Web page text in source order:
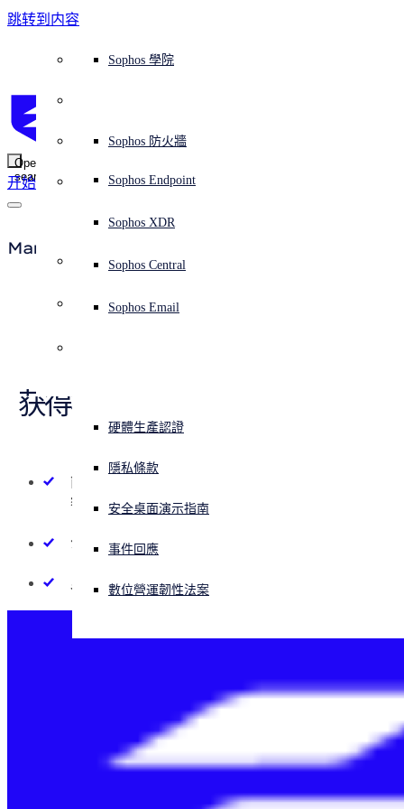
跳转到内容
Open
search
开始
平台概覽Sophos Central
Sophos AI
整合 marketplace 市集
威脅情報
免費試用
端點保護（下一代防毒軟體）
伺服器防護
Mobile Security
安全營運
XDR - 擴展式偵測與回應
身分識別安全
ITDR - 身分識別威脅偵測與回應
網路安全與基礎架構
下一代防火牆 (NGFW)
網路交換機
無線存取點
Workspace Protection
Workspace Protection
零信任網路存取 (ZTNA)
DNS 防護 (DNS Protection)
Email Monitoring System
Email Security
電子郵件與網路釣魚防護
雲端工作負載防護
託管式服務MDR - 託管式偵測與回應
漏洞管理（託管式風險）
諮詢服務概覽
專業服務
營運支援
免費工具
NIST 評估
使用案例全天候守護我的組織
保障遠端與混合辦公員工的安全
應對網路保險要求
保護我的 Microsoft 環境
啟用雲端原生安全性
所有解決方案
教育
政府部門
醫療保健
製造業
零售業
為什麼選擇 Sophos？
獎項與榮譽
競爭對手比較
公司
媒體
職位空缺
信任中心
信任中心概覽
安全設計
負責任的披露
ESG
企業政策
網路安全指引
硬體生產認證
隱私條款
安全桌面演示指南
事件回應
數位營運韌性法案
Sophos 合作夥伴
Partner Program 合作夥伴計畫
Partner care 支援
合作夥伴培訓
合作夥伴部落格
通路合作夥伴
OEM
整合和 API
威脅情報X-Ops 威脅研究
AI 研究
威脅檔案
威脅資料庫
威脅研究部落格
檢視所有資源
案例研究
報告
線上研討會
白皮書
影片
部落格
Sophos 部落格
AI 研究
安全營運
合作夥伴部落格
獲得協助（支援）
緊急事件回應
支援計劃
客戶成功
技術客戶經理（TAM）
聯絡 Sophos 支援
聯絡 Partner Care
下載及更新
Sophos 狀態頁面
安全公告
提交威脅
產品支援
產品文件
Sophos 防火牆
Sophos Endpoint
Sophos XDR
Sophos Central
Sophos Email
培訓
Sophos 學院
Managed Detection and Response
聯絡我们
报价
获得根据您需求定制的非强制性
报价。
简单定价 -
额外费用。
云 - 无高昂的前置基础设施成本。无维护费用。
灵活部署 -采用三种响应模式中的任一种